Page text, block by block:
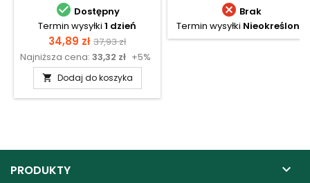
 Dostępny
Termin wysyłki 1 dzień
Cena
34,89 zł Cena
podstawowa
37,93 zł
Najniższa cena: 33,32 zł +5%
 Dodaj do koszyka
 Brak
Termin wysyłki Nieokreślony
PRODUKTY 